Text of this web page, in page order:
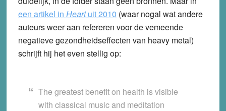
een artikel in Heartuit 2010 (waar nogal wat andere
auteurs weer aan refereren voor de vemeende
negatieve gezondheidseffecten van heavy metal)
schrijft hij het even stellig op:
The greatest benefit on health is visible
with classical music and meditation